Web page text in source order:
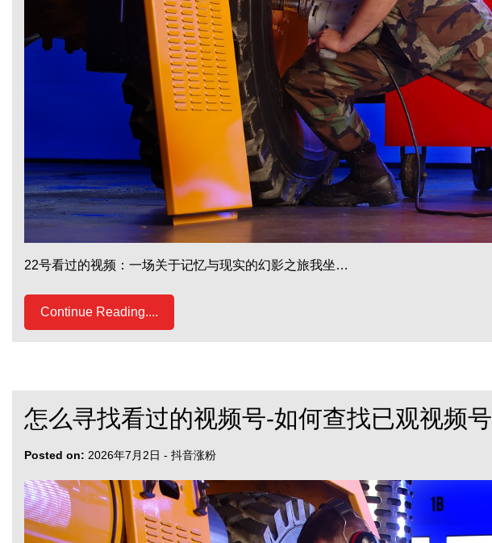
22号看过的视频：一场关于记忆与现实的幻影之旅我坐…
Continue Reading....
怎么寻找看过的视频号-如何查找已观视频号
Posted on: 2026年7月2日 - 抖音涨粉